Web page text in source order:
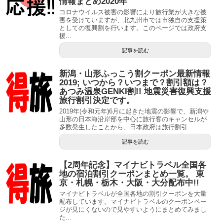
コロナウイルス被害の影響により旅行業が大きな被
害を受けていますが、北九州市では市独自の支援策
としての復興割を行います。このページでは政府支
援...
記事を読む
新潟・山形ふっこう割クーポン最新情報
2019; いつから？いつまで？割引額は？
あつみ温泉GENKI割!! 地震災害復興支援
旅行割引決定です。
2019年(令和元年)6月に起きた地震の影響で、新潟や
山形の日本海沿岸部を中心に旅行客のキャンセルが
多数発生したことから、日本政府は旅行割引...
記事を読む
【2周年記念】マイナビトラベル全国各
地の宿泊割引クーポンまとめ一覧。 東
京・札幌・栃木・大阪・大分配布中!!
マイナビトラベルが全国各地の割引クーポンを大量
配布しています。マイナビトラベルのクーポンペー
ジが見にくないので見やすいようにまとめてみまし
た...